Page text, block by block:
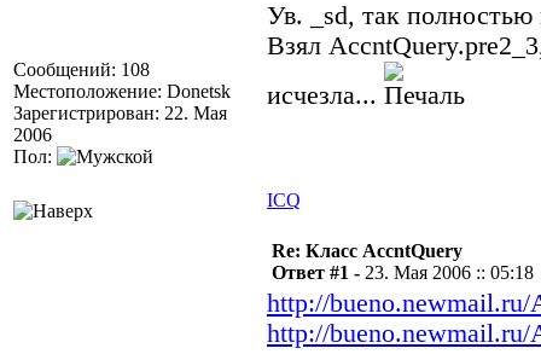
Сообщений: 108
Местоположение: Donetsk
Зарегистрирован: 22. Мая
2006
Пол:
Ув. _sd, так полностью
Взял
исчезла...
ICQ
Re: Класс AccntQuery
Ответ #1 - 23. Мая 2006 :: 05:18
http://bueno.newmail.ru/
http://bueno.newmail.ru/